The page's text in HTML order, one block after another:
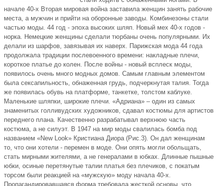
начале 40-х Вторая мировая война заставила женщин занять рабочие
места, а мужчин и прийти на оборонные заводы. Комбинезоны стали
частью моды. 44 год - эпоха высоких шляп. Новый мех 40-х годов -
норка. Немецкие женщины сделали тюрбаны очень популярными. Их
делали из шарфов, завязывая их наверх. Парижская мода 44 года
продолжала традиции послевоенного времени: накладные плечи,
короткое платье до колен. После войны - новый всплеск моды,
появилось очень много модных домов. Самым главным элементом
была сексапильность, обнаженная грудь, подчеркнутая талия. Тогда
же появилась обувь на платформе, танкетке, толстом каблуке.
Маленькие шляпки, широкие плечи. «Адриана» – один из самых
знаменитых голливудских художников, сдавал костюмы для артистов
переднего плана. Качественно разрабатывал верхнюю часть
костюма, а не силуэт. В 1947 на мир моды свалилась бомба под
названием «New Look» Кристиана Диора (Рис.3). Он дал женщинам
то, что они хотели - перемен в моде. Они опять могли обольщать,
стать мирными жителями, а не генералами в юбках. Длинные пышные
юбки, осиные перетянутые талии платья без плечиков, с покатым
торсом были реакцией на «мужскую» моду начала 40-х.
Пропагандировавшаяся форма требовала жесткой основы, что